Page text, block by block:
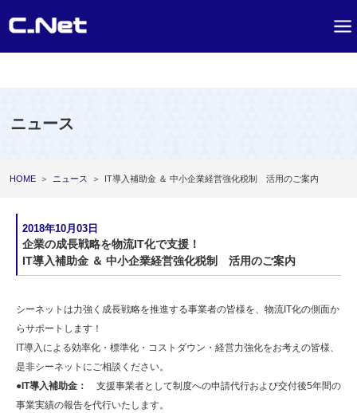
ニュース
HOME ＞ ニュース ＞ IT導入補助金 ＆ 中小企業経営強化税制 活用のご案内
2018年10月03日
企業の成長戦略を物流IT化で支援！
IT導入補助金 ＆ 中小企業経営強化税制 活用のご案内
シーネットは力強く成長戦略を推進する事業者の皆様を、物流IT化の側面か
らサポートします！
IT導入による効率化・標準化・コストダウン・経営力強化をお考えの皆様、
是非シーネットにご相談ください。
●IT導入補助金：
支援事業者として制度への申請代行および交付後5年間の
事業実績の報告を代行いたします。